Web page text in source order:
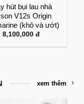
hút bụi lau nhà
V12s Origin
(khô và ướt)
8,100,000 đ
xem thêm